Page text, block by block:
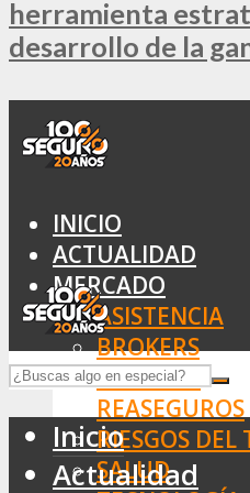
herramienta
desarrollo de la
INICIO
ACTUALIDAD
MERCADO
ASISTENCIA
BROKERS
SEGUROS
REASEGUROS
RIESGOS DEL
SALUD
Inicio
Actualidad